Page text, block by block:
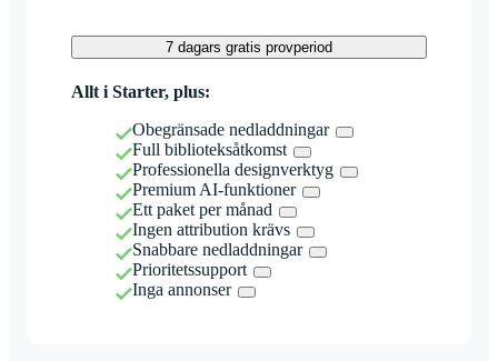
7 dagars gratis provperiod
Allt i Starter, plus:
Obegränsade nedladdningar
Full biblioteksåtkomst
Professionella designverktyg
Premium AI-funktioner
Ett paket per månad
Ingen attribution krävs
Snabbare nedladdningar
Prioritetssupport
Inga annonser